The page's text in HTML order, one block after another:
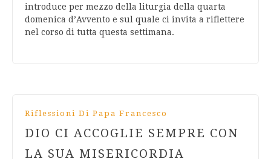
introduce per mezzo della liturgia della quarta
domenica d’Avvento e sul quale ci invita a riflettere
nel corso di tutta questa settimana.
Riflessioni Di Papa Francesco
DIO CI ACCOGLIE SEMPRE CON
LA SUA MISERICORDIA